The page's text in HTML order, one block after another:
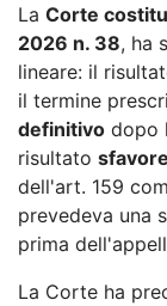
La Corte
2026 n. 38, ha
lineare: il
il termine
definitivo dopo
risultato
dell'art. 159
prevedeva una
prima
La Corte ha